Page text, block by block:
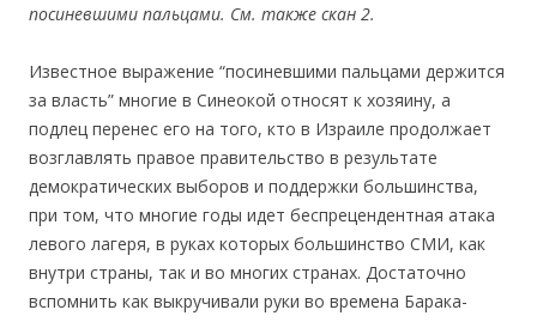
посиневшими пальцами. См. также скан 2.
Известное выражение “посиневшими пальцами держится
за власть” многие в Синеокой относят к хозяину, а
подлец перенес его на того, кто в Израиле продолжает
возглавлять правое правительство в результате
демократических выборов и поддержки большинства,
при том, что многие годы идет беспрецендентная атака
левого лагеря, в руках которых большинство СМИ, как
внутри страны, так и во многих странах. Достаточно
вспомнить как выкручивали руки во времена Барака-